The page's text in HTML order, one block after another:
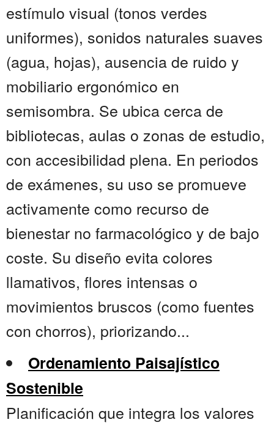
estímulo visual (tonos verdes
uniformes), sonidos naturales suaves
(agua, hojas), ausencia de ruido y
mobiliario ergonómico en
semisombra. Se ubica cerca de
bibliotecas, aulas o zonas de estudio,
con accesibilidad plena. En periodos
de exámenes, su uso se promueve
activamente como recurso de
bienestar no farmacológico y de bajo
coste. Su diseño evita colores
llamativos, flores intensas o
movimientos bruscos (como fuentes
con chorros), priorizando...
Ordenamiento Paisajístico
Sostenible
Planificación que integra los valores